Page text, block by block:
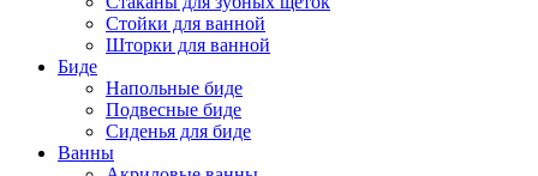
Стойки для ванной
Шторки для ванной
Биде
Напольные биде
Подвесные биде
Сиденья для биде
Ванны